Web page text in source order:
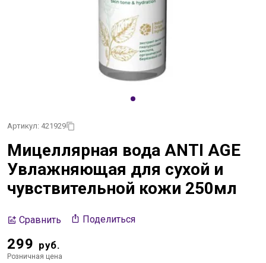
Артикул: 421929
Мицеллярная вода ANTI AGE
Увлажняющая для сухой и
чувствительной кожи 250мл
Сравнить Поделиться
299 руб.
Розничная цена